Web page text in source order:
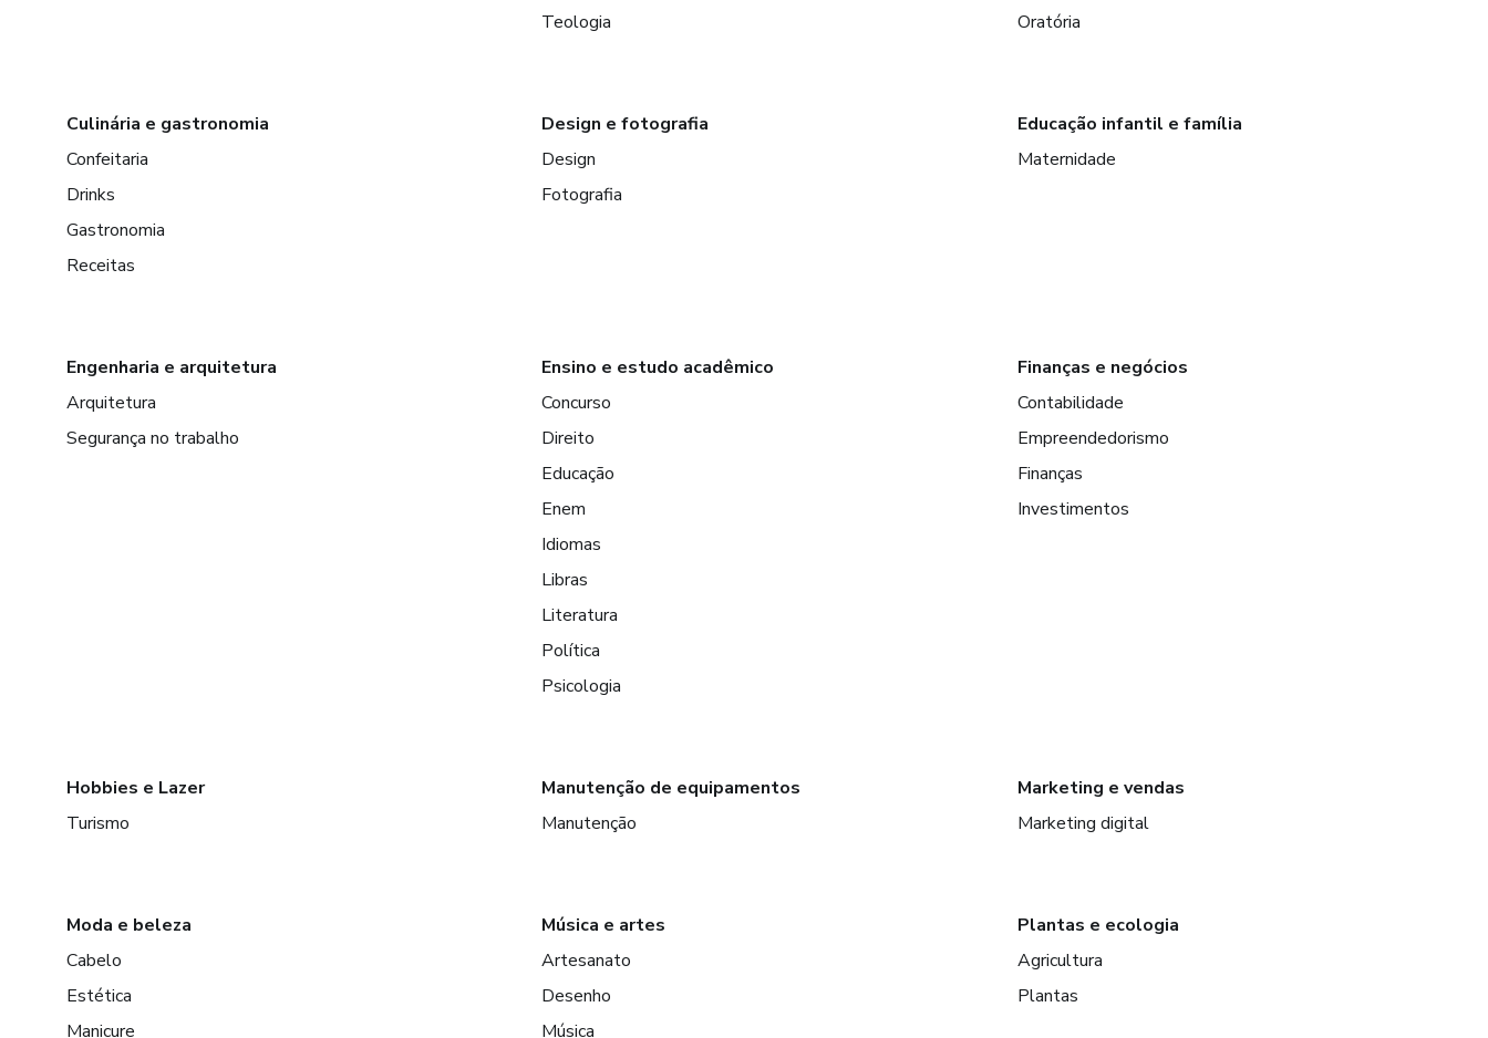
Teologia
Oratória
Culinária e gastronomia
Confeitaria
Drinks
Gastronomia
Receitas
Design e fotografia
Design
Fotografia
Educação infantil e família
Maternidade
Engenharia e arquitetura
Arquitetura
Segurança no trabalho
Ensino e estudo acadêmico
Concurso
Direito
Educação
Enem
Idiomas
Libras
Literatura
Política
Psicologia
Finanças e negócios
Contabilidade
Empreendedorismo
Finanças
Investimentos
Hobbies e Lazer
Turismo
Manutenção de equipamentos
Manutenção
Marketing e vendas
Marketing digital
Moda e beleza
Cabelo
Estética
Manicure
Música e artes
Artesanato
Desenho
Música
Plantas e ecologia
Agricultura
Plantas